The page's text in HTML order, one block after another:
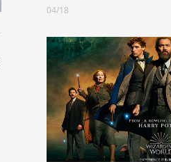
04/18